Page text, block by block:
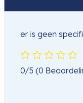
er is geen
0/5 (0